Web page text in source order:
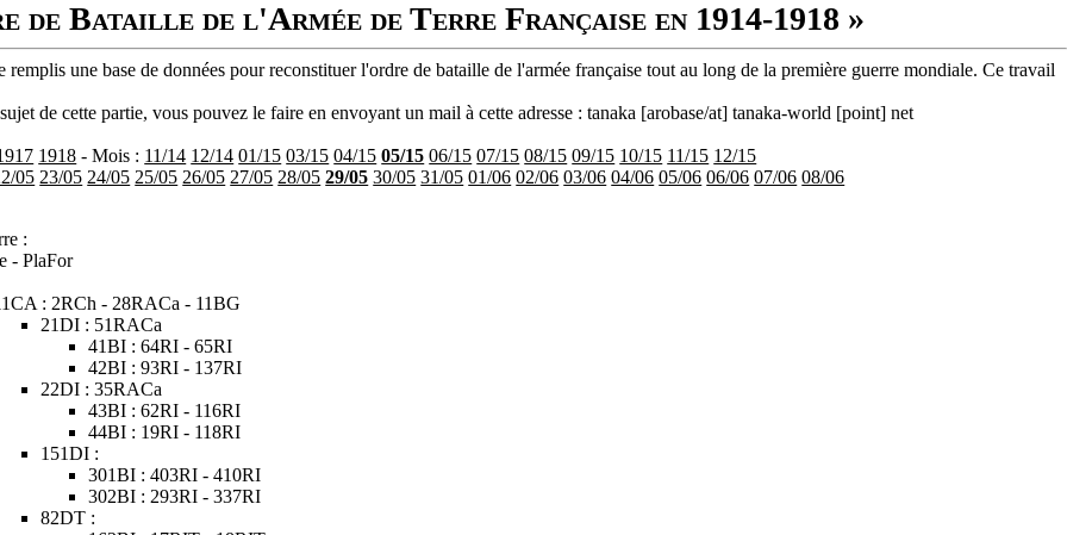
de Bataille de l'Armée de Terre Française en 1914-1918 »
remplis une base de données pour reconstituer l'ordre de bataille de l'armée française tout au long de la première guerre mondiale. Ce travail
de cette partie, vous pouvez le faire en envoyant un mail à cette adresse : tanaka [arobase/at] tanaka-world [point] net
1918 - Mois : 11/14 12/14 01/15 03/15 04/15 05/15 06/15 07/15 08/15 09/15 10/15 11/15 12/15
05 23/05 24/05 25/05 26/05 27/05 28/05 29/05 30/05 31/05 01/06 02/06 03/06 04/06 05/06 06/06 07/06 08/06
:
- PlaFor
: 2RCh - 28RACa - 11BG
21DI : 51RACa
41BI : 64RI - 65RI
42BI : 93RI - 137RI
22DI : 35RACa
43BI : 62RI - 116RI
44BI : 19RI - 118RI
151DI :
301BI : 403RI - 410RI
302BI : 293RI - 337RI
82DT :